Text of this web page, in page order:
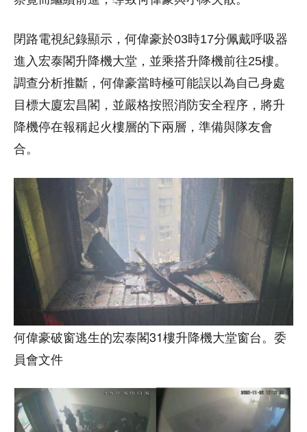
閉路電視紀錄顯示，何偉豪於03時17分佩戴呼吸器
進入宏泰閣升降機大堂，並乘搭升降機前往25樓。
調查分析推斷，何偉豪當時極可能誤以為自己身處
目標大廈宏昌閣，並嚴格按照消防安全程序，將升
降機停在報稱起火樓層的下兩層，準備與隊友會
合。
何偉豪破窗逃生的宏泰閣31樓升降機大堂窗台。委
員會文件